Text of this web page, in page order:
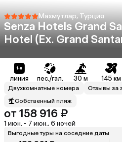
Махмутлар, Турция
Senza Hotels Grand
Hotel (Ex. Grand
линия пес./гал. 30 м 145 км
Двухкомнатные номера
Отзывы за
Собственный пляж
от 158 916 ₽
1 июн. - 7 июн., 6 ночей
Выгодные туры на соседние даты